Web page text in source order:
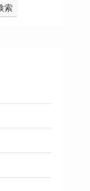
索